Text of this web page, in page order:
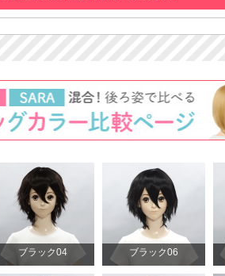
ブラック04 ブラック06